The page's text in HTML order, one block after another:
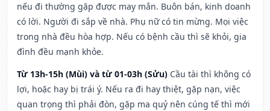
nếu đi thường gặp được may mắn. Buôn bán, kinh doanh
có lời. Người đi sắp về nhà. Phụ nữ có tin mừng. Mọi việc
trong nhà đều hòa hợp. Nếu có bệnh cầu thì sẽ khỏi, gia
đình đều mạnh khỏe.
Từ 13h-15h (Mùi) và từ 01-03h (Sửu) Cầu tài thì không có
lợi, hoặc hay bị trái ý. Nếu ra đi hay thiệt, gặp nạn, việc
quan trọng thì phải đòn, gặp ma quỷ nên cúng tế thì mới